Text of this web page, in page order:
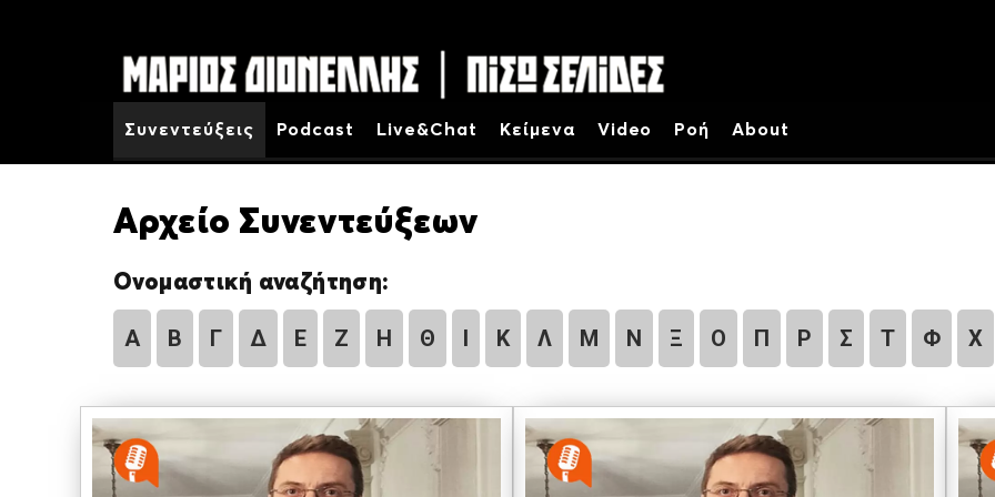
Συνεντεύξεις Podcast Live&Chat Κείμενα Video Ροή About
Αρχείο Συνεντεύξεων
Ονομαστική αναζήτηση:
Α Β Γ Δ Ε Ζ Η Θ Ι Κ Λ Μ Ν Ξ Ο Π Ρ Σ Τ Φ Χ